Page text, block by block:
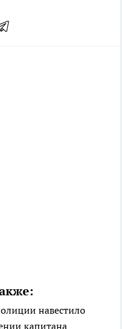
навестило
капитана